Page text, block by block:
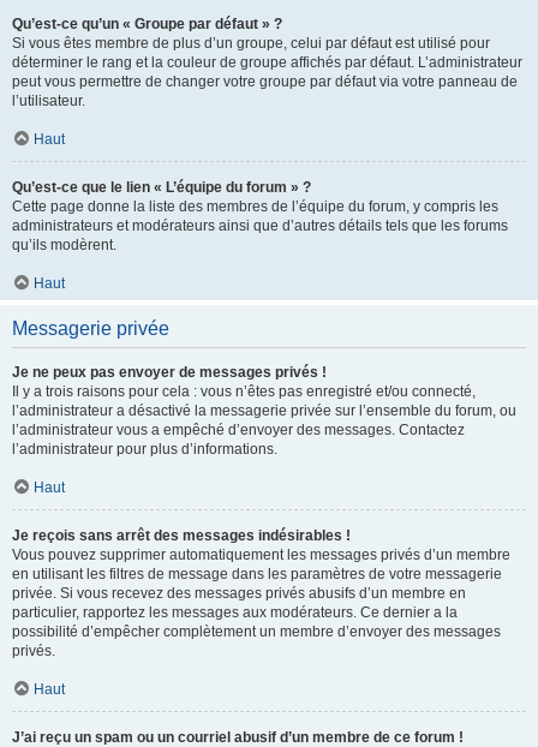
Qu’est-ce qu’un « Groupe par défaut » ?
Si vous êtes membre de plus d’un groupe, celui par défaut est utilisé pour
déterminer le rang et la couleur de groupe affichés par défaut. L’administrateur
peut vous permettre de changer votre groupe par défaut via votre panneau de
l’utilisateur.
Haut
Qu’est-ce que le lien « L’équipe du forum » ?
Cette page donne la liste des membres de l’équipe du forum, y compris les
administrateurs et modérateurs ainsi que d’autres détails tels que les forums
qu’ils modèrent.
Haut
Messagerie privée
Je ne peux pas envoyer de messages privés !
Il y a trois raisons pour cela : vous n’êtes pas enregistré et/ou connecté,
l’administrateur a désactivé la messagerie privée sur l’ensemble du forum, ou
l’administrateur vous a empêché d’envoyer des messages. Contactez
l’administrateur pour plus d’informations.
Haut
Je reçois sans arrêt des messages indésirables !
Vous pouvez supprimer automatiquement les messages privés d’un membre
en utilisant les filtres de message dans les paramètres de votre messagerie
privée. Si vous recevez des messages privés abusifs d’un membre en
particulier, rapportez les messages aux modérateurs. Ce dernier a la
possibilité d’empêcher complètement un membre d’envoyer des messages
privés.
Haut
J’ai reçu un spam ou un courriel abusif d’un membre de ce forum !